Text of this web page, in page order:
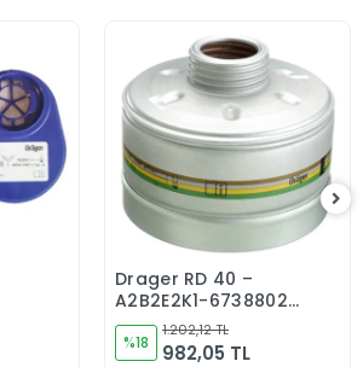
Sepete Ekle
Drager RD 40 –
A2B2E2K1-6738802
Filtre
%18
1.202,12 TL
982,05 TL